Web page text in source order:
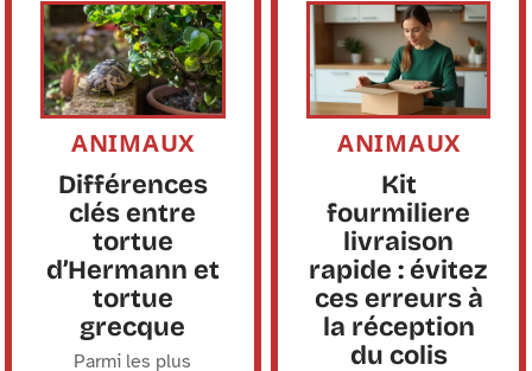
ANIMAUX
Différences
clés entre
tortue
d’Hermann et
tortue
grecque
Parmi les plus
ANIMAUX
Kit
fourmiliere
livraison
rapide : évitez
ces erreurs à
la réception
du colis